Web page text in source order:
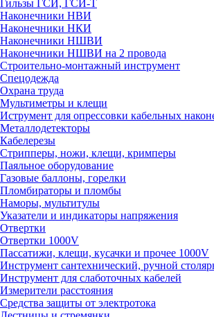
Гильзы ГСИ, ГСИ-Т
Наконечники НВИ
Наконечники НКИ
Наконечники НШВИ
Наконечники НШВИ на 2 провода
Строительно-монтажный инструмент
Спецодежда
Охрана труда
Мультиметры и клещи
Иструмент для опрессовки кабельных
Металлодетекторы
Кабелерезы
Стрипперы, ножи, клещи, кримперы
Паяльное оборудование
Газовые баллоны, горелки
Пломбираторы и пломбы
Наморы, мультитулы
Указатели и индикаторы напряжения
Отвертки
Отвертки 1000V
Пассатижи, клещи, кусачки и прочее 1000V
Инструмент сантехнический, ручной
Инструмент для слаботочных кабелей
Измерители расстояния
Средства защиты от электротока